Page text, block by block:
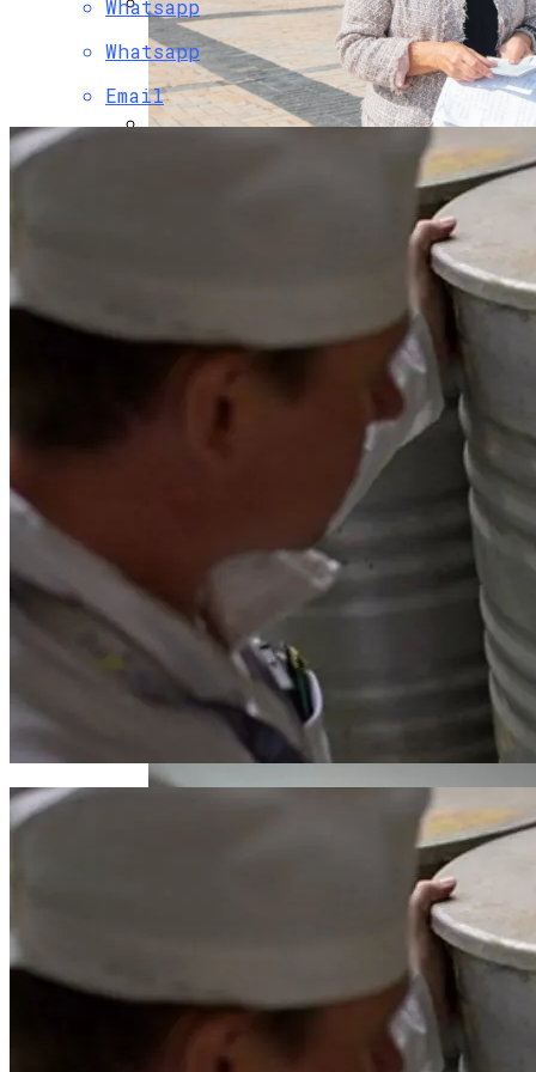
Растущая Концентрация Власти В
Руках Си Цзиньпина: Мир Не Обмануть
Военные Рельсы Спасут Британскую
Коронавирус В США Оказался
Смертоноснее «испанки» 1918 Года
Извержение Вулкана На Юге Исландии:
Чрезвычайное Положение И Эвакуация
Индия Не Будет Спрашивать
Разрешения На Запуск Моделей ИИ
В «Борисполе» Поселилась Украинка,
Депортированная Из Казахстана
В Киеве Ограничили Движение На
Проспекте Палладина
Whatsapp
Whatsapp
Email